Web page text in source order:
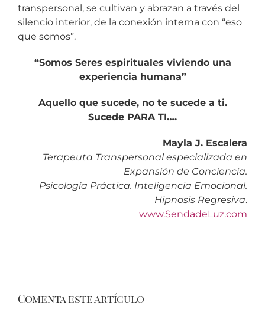
transpersonal, se cultivan y abrazan a través del
silencio interior, de la conexión interna con “eso
que somos”.
“Somos Seres espirituales viviendo una
experiencia humana”
Aquello que sucede, no te sucede a ti.
Sucede PARA TI….
Mayla J. Escalera
Terapeuta Transpersonal especializada en
Expansión de Conciencia.
Psicología Práctica. Inteligencia Emocional.
Hipnosis Regresiva.
www.SendadeLuz.com
Comenta este artículo